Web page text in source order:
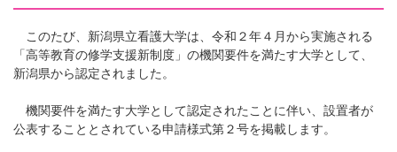
このたび、新潟県立看護大学は、令和２年４月から実施される
「高等教育の修学支援新制度」の機関要件を満たす大学として、
新潟県から認定されました。
機関要件を満たす大学として認定されたことに伴い、設置者が
公表することとされている申請様式第２号を掲載します。